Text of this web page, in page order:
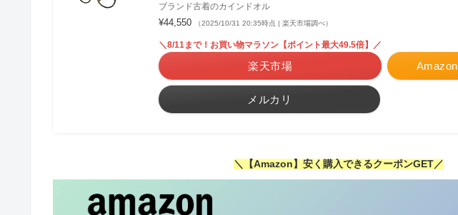
ブランド古着のカインドオル
¥44,550 （2025/10/31 20:35時点 | 楽天市場調べ）
Amazon
＼8/11まで！お買い物マラソン【ポイント最大49.5倍】／
楽天市場
メルカリ
＼【Amazon】安く購入できるクーポンGET／